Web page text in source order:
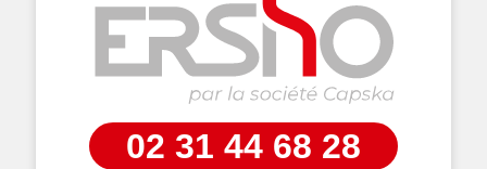
02 31 44 68 28